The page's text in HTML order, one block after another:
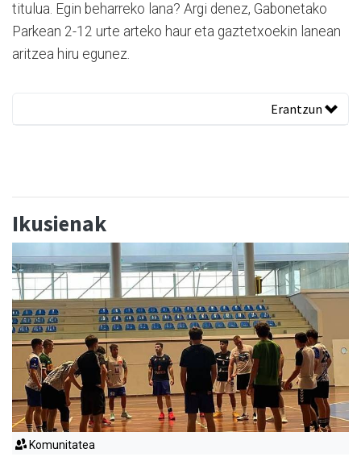
titulua. Egin beharreko lana? Argi denez, Gabonetako
Parkean 2-12 urte arteko haur eta gaztetxoekin lanean
aritzea hiru egunez.
Erantzun
Ikusienak
Komunitatea